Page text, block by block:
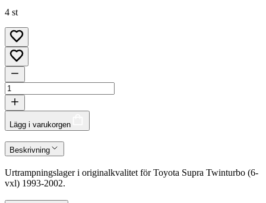
4 st
Lägg i varukorgen
Beskrivning
Urtrampningslager i originalkvalitet för Toyota Supra Twinturbo (6-
vxl) 1993-2002.